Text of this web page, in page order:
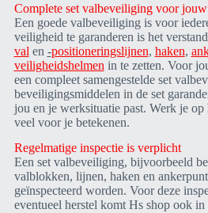
Complete set valbeveiliging voor
Een goede valbeveiliging is voor
veiligheid te garanderen is het
val en -positioneringslijnen, haken,
veiligheidshelmen in te zetten. Voor
een compleet samengestelde set
beveiligingsmiddelen in de set
jou en je werksituatie past. Werk je
veel voor je betekenen.
Regelmatige inspectie is verplicht
Een set valbeveiliging, bijvoorbeeld
valblokken, lijnen, haken en
geïnspecteerd worden. Voor deze
eventueel herstel komt Hs shop ook in